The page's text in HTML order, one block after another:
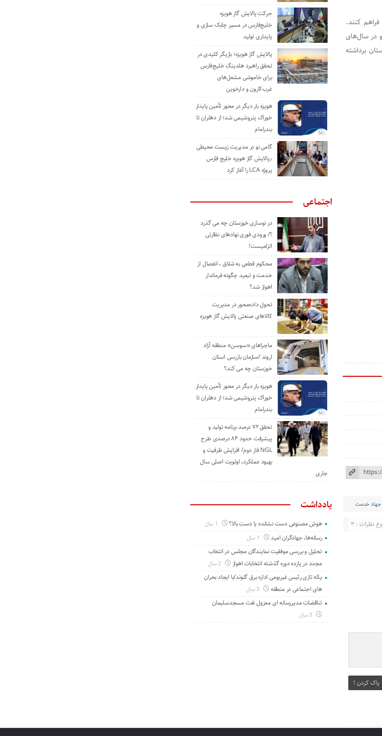
کنند.
در سال‌های
برداشته
جهاد خدمت
نظرات : 3
پاک کردن !
حرکت پالایش گاز هویزه
خلیج‌فارس در مسیر چابک سازی و
پایداری تولید
پالایش گاز هویزه؛ بازیگر کلیدی در
تحقق راهبرد هلدینگ خلیج‌فارس
برای خاموشی مشعل‌های
غرب‌کارون و دارخوین
هویزه بار دیگر در محور تأمین پایدار
خوراک پتروشیمی شد؛ از دهلران تا
بندرامام
گامی نو در مدیریت زیست ‌محیطی
٫پالایش گاز هویزه خلیج ‌فارس
پروژه LCA را آغاز کرد
اجتماعی
در نوسازی خوزستان چه می گذرد
؟/ ورودی فوری نهادهای نظارتی
الزامیست!
محکوم قطعی به شلاق ، انفصال از
خدمت و تبعید چگونه فرماندار
اهواز شد؟
تحول داده‌محور در مدیریت
کالاهای صنعتی پالایش گاز هویزه
ماجراهای «سوسن» منطقه آزاد
اروند /سازمان بازرسی استان
خوزستان چه می کند؟
هویزه بار دیگر در محور تأمین پایدار
خوراک پتروشیمی شد؛ از دهلران تا
بندرامام
تحقق ۷۲ درصد برنامه تولید و
پیشرفت حدود ۸۴ درصدی طرح
NGL فاز دوم/ افزایش ظرفیت و
بهبود عملکرد، اولویت اصلی سال
جاری
یادداشت
هوش مصنوعی دست نشانده یا دست بالا؟
رسانه‌ها، جهادگران امید
تحلیل و بررسی موفقیت نمایندگان مجلس در انتخاب
مجدد در یازده دوره گذشته انتخابات اهواز
یکه تازی رئیس غیربومی اداره برق گتوند/با ایجاد بحران
های اجتماعی در منطقه
تناقضات مدیررسانه ای معزول نفت مسجدسلیمان